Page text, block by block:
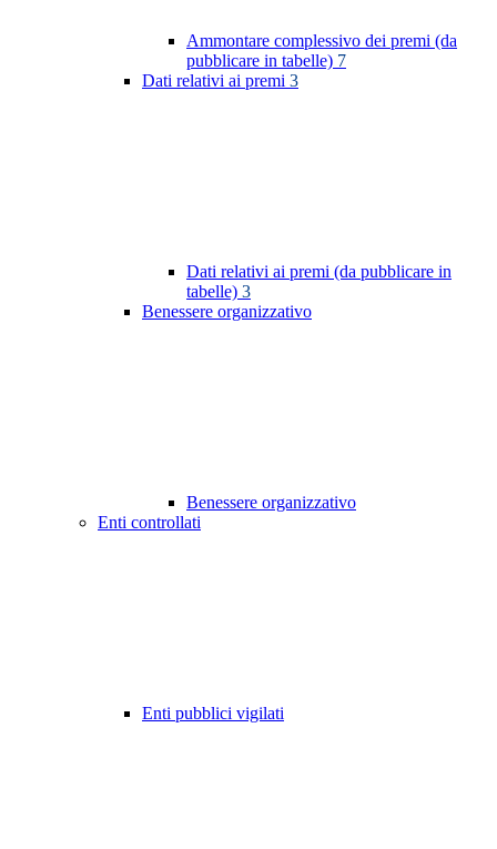
Ammontare complessivo dei premi (da
pubblicare in tabelle) 7
Dati relativi ai premi 3
Dati relativi ai premi (da pubblicare in
tabelle) 3
Benessere organizzativo
Benessere organizzativo
Enti controllati
Enti pubblici vigilati